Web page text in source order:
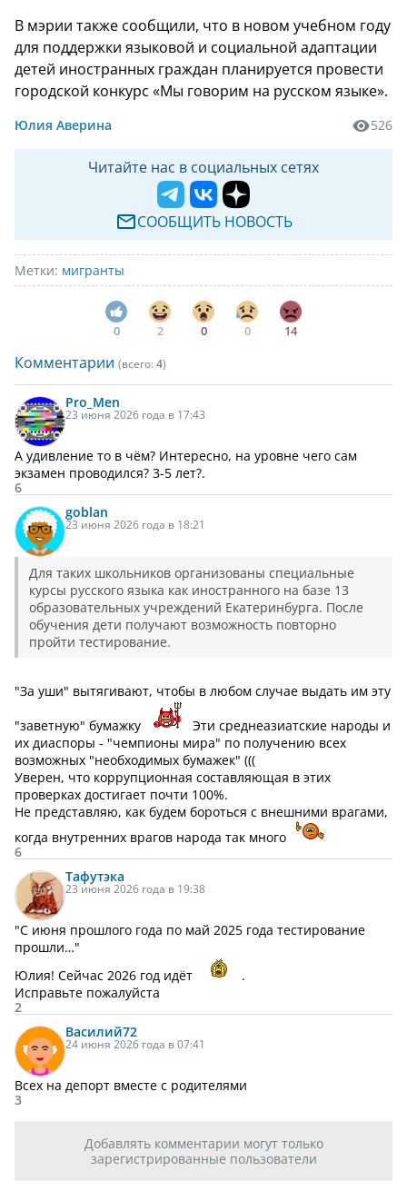
В мэрии также сообщили, что в новом учебном году
для поддержки языковой и социальной адаптации
детей иностранных граждан планируется провести
городской конкурс «Мы говорим на русском языке».
Юлия Аверина 526
Читайте нас в социальных сетях
СООБЩИТЬ НОВОСТЬ
Метки: мигранты
0 2 0 0 14
Комментарии (всего: 4)
Pro_Men
23 июня 2026 года в 17:43
А удивление то в чём? Интересно, на уровне чего сам
экзамен проводился? 3-5 лет?.
6
goblan
23 июня 2026 года в 18:21
Для таких школьников организованы специальные
курсы русского языка как иностранного на базе 13
образовательных учреждений Екатеринбурга. После
обучения дети получают возможность повторно
пройти тестирование.
"За уши" вытягивают, чтобы в любом случае выдать им эту
"заветную" бумажку
Эти среднеазиатские народы и
их диаспоры - "чемпионы мира" по получению всех
возможных "необходимых бумажек" (((
Уверен, что коррупционная составляющая в этих
проверках достигает почти 100%.
Не представляю, как будем бороться с внешними врагами,
когда внутренних врагов народа так много
6
Тафутэка
23 июня 2026 года в 19:38
"С июня прошлого года по май 2025 года тестирование
прошли…"
Юлия! Сейчас 2026 год идёт
.
Исправьте пожалуйста
2
Василий72
24 июня 2026 года в 07:41
Всех на депорт вместе с родителями
3
Добавлять комментарии могут только
зарегистрированные пользователи